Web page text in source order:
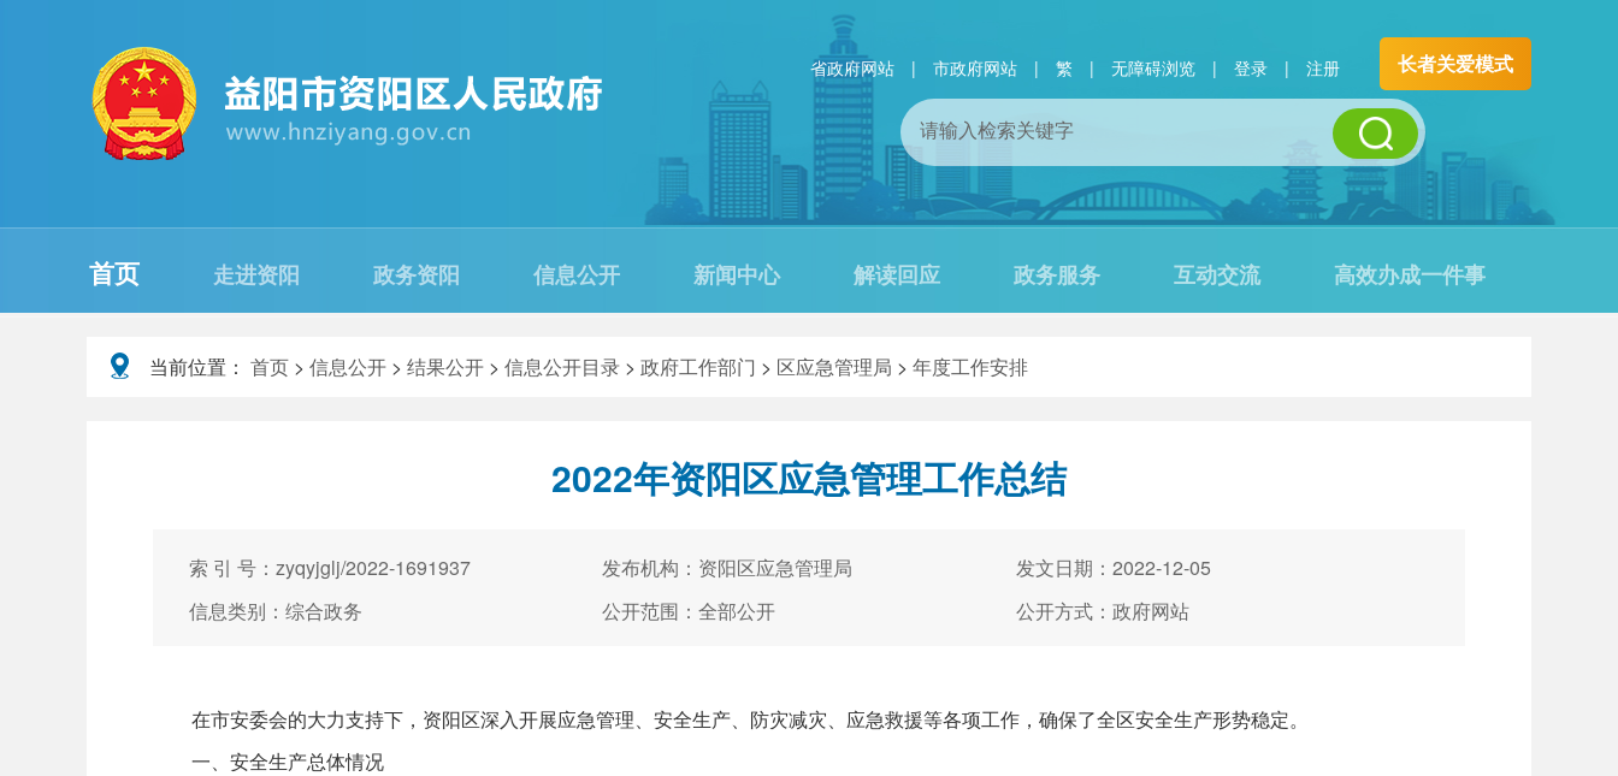
省政府网站 | 市政府网站 | 繁 | 无障碍浏览 | 登录 | 注册 长者关爱模式
首页 走进资阳 政务资阳 信息公开 新闻中心 解读回应 政务服务 互动交流 高效办成一件事
当前位置： 首页 > 信息公开 > 结果公开 > 信息公开目录 > 政府工作部门 > 区应急管理局 > 年度工作安排
2022年资阳区应急管理工作总结
索 引 号：zyqyjglj/2022-1691937 发布机构：资阳区应急管理局
发文日期：2022-12-05
信息类别：综合政务
公开范围：全部公开 公开方式：政府网站
在市安委会的大力支持下，资阳区深入开展应急管理、安全生产、防灾减灾、应急救援等各项工作，确保了全区安全生产形势稳定。
一、安全生产总体情况